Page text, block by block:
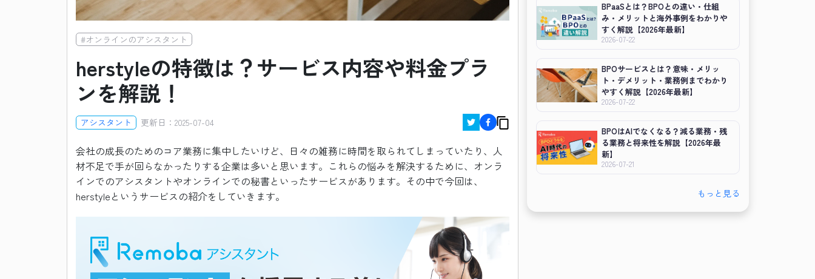
BPaaSとは？BPOとの違い・仕組
み・メリットと海外事例をわかりや
すく解説【2026年最新】
2026-07-22
BPOサービスとは？意味・メリッ
ト・デメリット・業務例までわかり
やすく解説【2026年最新】
2026-07-22
BPOはAIでなくなる？減る業務・残
る業務と将来性を解説【2026年最
新】
2026-07-21
もっと見る
#オンラインのアシスタント
herstyleの特徴は？サービス内容や料金プラ
ンを解説！
アシスタント 更新日： 2025-07-04
会社の成長のためのコア業務に集中したいけど、日々の雑務に時間を取られてしまっていたり、人
材不足で手が回らなかったりする企業は多いと思います。これらの悩みを解決するために、オンラ
インでのアシスタントやオンラインでの秘書といったサービスがあります。その中で今回は、
herstyleというサービスの紹介をしていきます。